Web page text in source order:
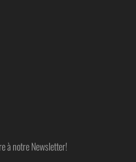
à notre Newsletter!